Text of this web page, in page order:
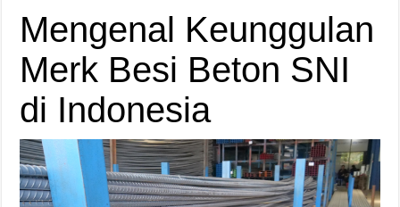
Mengenal Keunggulan
Merk Besi Beton SNI
di Indonesia